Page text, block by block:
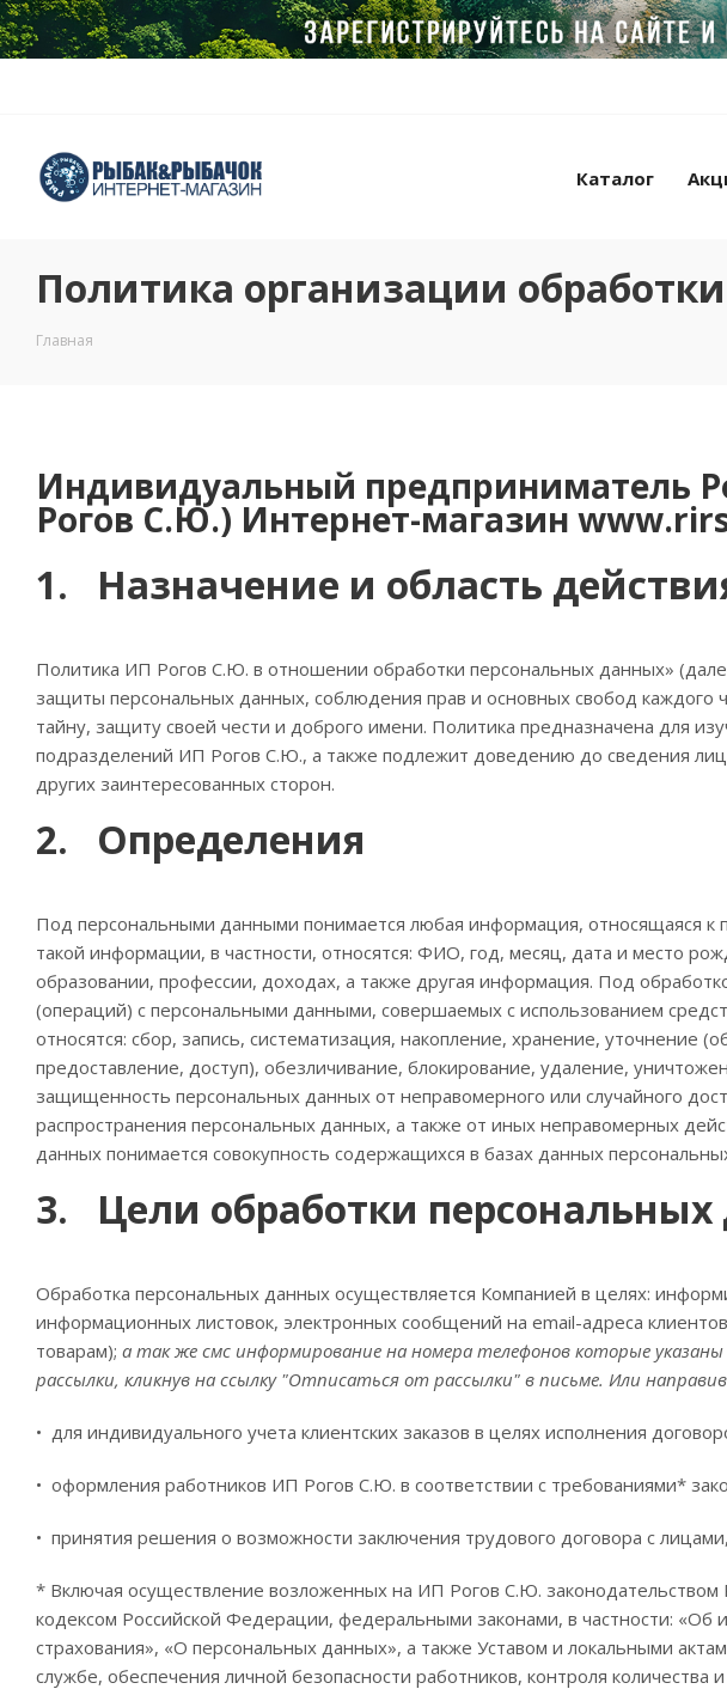
Каталог
Политика организации
Главная
Индивидуальный предприниматель
Рогов С.Ю.) Интернет-магазин www.
1. Назначение и область
Политика ИП Рогов С.Ю. в отношении обработки персональных данных»
защиты персональных данных, соблюдения прав и основных свобод каждого
тайну, защиту своей чести и доброго имени. Политика предназначена для
подразделений ИП Рогов С.Ю., а также подлежит доведению до сведения
других заинтересованных сторон.
2. Определения
Под персональными данными понимается любая информация, относящаяся к
такой информации, в частности, относятся: ФИО, год, месяц, дата и место
образовании, профессии, доходах, а также другая информация. Под
(операций) с персональными данными, совершаемых с использованием
относятся: сбор, запись, систематизация, накопление, хранение, уточнение
предоставление, доступ), обезличивание, блокирование, удаление,
защищенность персональных данных от неправомерного или случайного
распространения персональных данных, а также от иных неправомерных
данных понимается совокупность содержащихся в базах данных
3. Цели обработки
Обработка персональных данных осуществляется Компанией в целях:
информационных листовок, электронных сообщений на email-адреса
товарам); а так же смс информирование на номера телефонов которые
рассылки, кликнув на ссылку "Отписаться от рассылки" в письме. Или
• для индивидуального учета клиентских заказов в целях исполнения
• оформления работников ИП Рогов С.Ю. в соответствии с требованиями*
• принятия решения о возможности заключения трудового договора с
* Включая осуществление возложенных на ИП Рогов С.Ю.
кодексом Российской Федерации, федеральными законами, в частности:
страхования», «О персональных данных», а также Уставом и локальными
службе, обеспечения личной безопасности работников, контроля